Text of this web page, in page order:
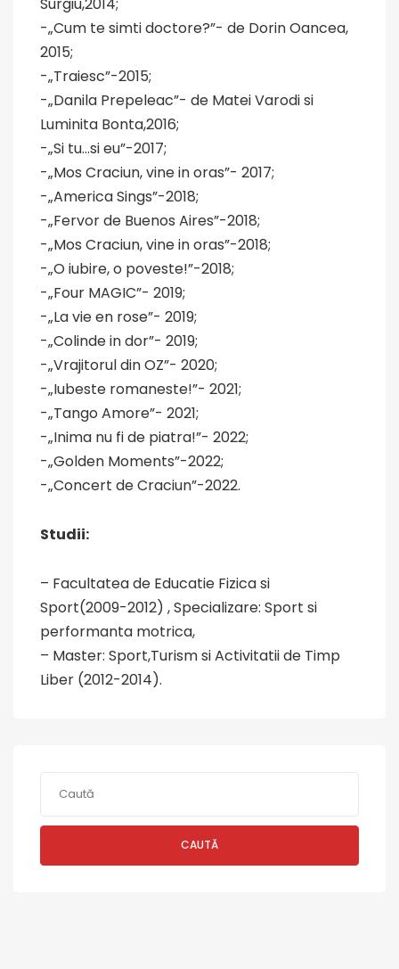
-„Cum te simti doctore?”- de Dorin Oancea,
2015;
-„Traiesc”-2015;
-„Danila Prepeleac”- de Matei Varodi si
Luminita Bonta,2016;
-„Si tu…si eu”-2017;
-„Mos Craciun, vine in oras”- 2017;
-„America Sings”-2018;
-„Fervor de Buenos Aires”-2018;
-„Mos Craciun, vine in oras”-2018;
-„O iubire, o poveste!”-2018;
-„Four MAGIC”- 2019;
-„La vie en rose”- 2019;
-„Colinde in dor”- 2019;
-„Vrajitorul din OZ”- 2020;
-„Iubeste romaneste!”- 2021;
-„Tango Amore”- 2021;
-„Inima nu fi de piatra!”- 2022;
-„Golden Moments”-2022;
-„Concert de Craciun”-2022.
Studii:
– Facultatea de Educatie Fizica si
Sport(2009-2012) , Specializare: Sport si
performanta motrica,
– Master: Sport,Turism si Activitatii de Timp
Liber (2012-2014).
CAUTĂ